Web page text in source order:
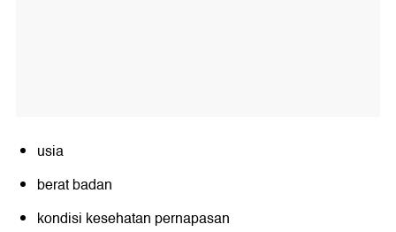
usia
berat badan
kondisi kesehatan pernapasan